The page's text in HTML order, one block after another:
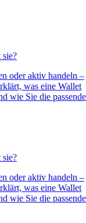
oder aktiv handeln –
was eine Wallet
wie Sie die passende
oder aktiv handeln –
was eine Wallet
wie Sie die passende